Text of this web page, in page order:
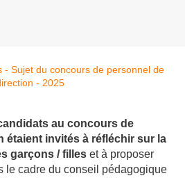
au concours de
étaient invités à réfléchir sur la
garçons / filles et à proposer
le cadre du conseil pédagogique